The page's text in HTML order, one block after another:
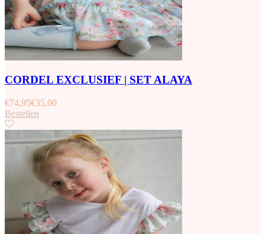
CORDEL EXCLUSIEF | SET ALAYA
€74,95€35,00
Bestellen